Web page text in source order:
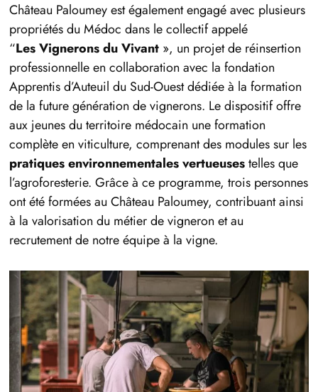
Château Paloumey est également engagé avec plusieurs
propriétés du Médoc dans le collectif appelé
“Les Vignerons du Vivant », un projet de réinsertion
professionnelle en collaboration avec la fondation
Apprentis d’Auteuil du Sud-Ouest dédiée à la formation
de la future génération de vignerons. Le dispositif offre
aux jeunes du territoire médocain une formation
complète en viticulture, comprenant des modules sur les
pratiques environnementales vertueusestelles que
l’agroforesterie. Grâce à ce programme, trois personnes
ont été formées au Château Paloumey, contribuant ainsi
à la valorisation du métier de vigneron et au
recrutement de notre équipe à la vigne.